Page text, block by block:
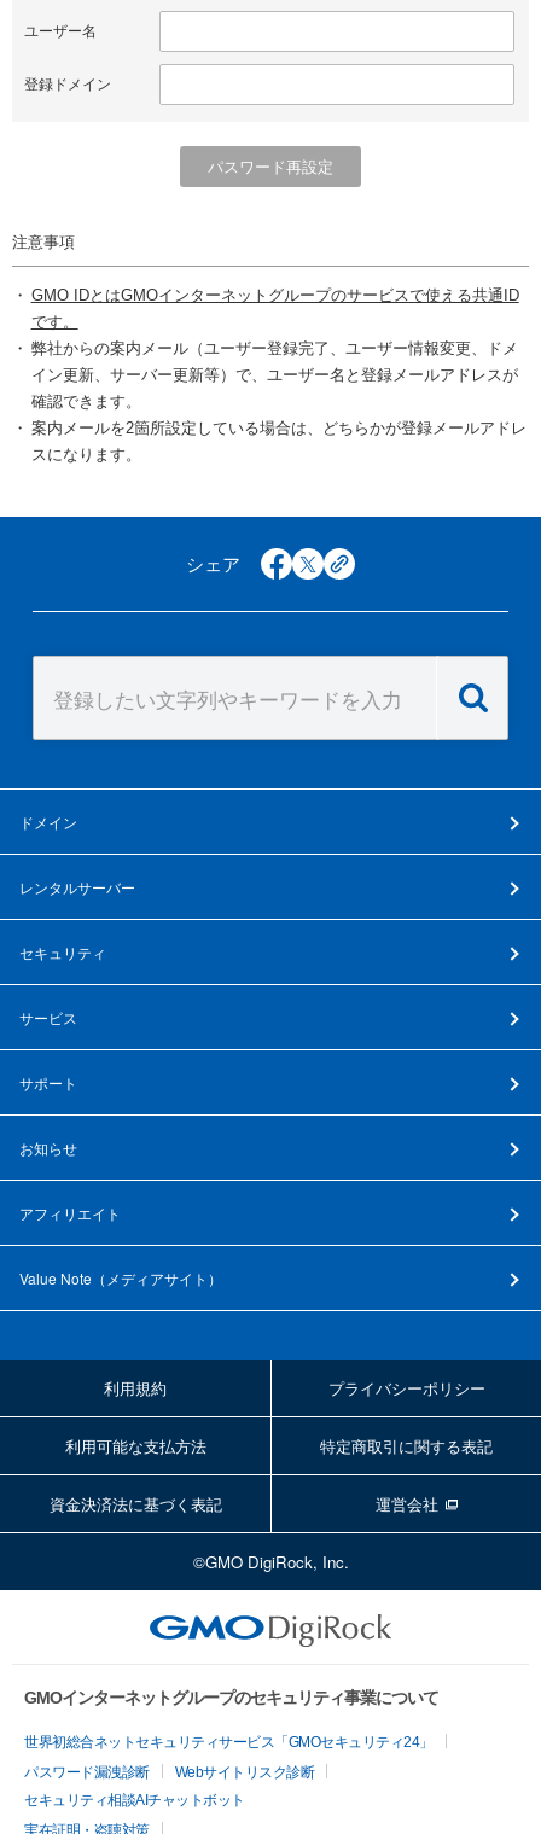
ユーザー名
登録ドメイン
注意事項
GMO IDとはGMOインターネットグループのサービスで使える共通ID
です。
弊社からの案内メール（ユーザー登録完了、ユーザー情報変更、ドメ
イン更新、サーバー更新等）で、ユーザー名と登録メールアドレスが
確認できます。
案内メールを2箇所設定している場合は、どちらかが登録メールアドレ
スになります。
シェア facebook
x copy
ドメイン
レンタルサーバー
セキュリティ
サービス
サポート
お知らせ
アフィリエイト
Value Note（ メディアサイト ）
利用規約 プライバシーポリシー
利用可能な支払方法 特定商取引に関する表記
資金決済法に基づく表記 運営会社
©GMO DigiRock, Inc.
GMOインターネットグループのセキュリティ事業について
世界初総合ネットセキュリティサービス「GMOセキュリティ24」
パスワード漏洩診断
Webサイトリスク診断
セキュリティ相談AIチャットボット
実在証明・盗聴対策